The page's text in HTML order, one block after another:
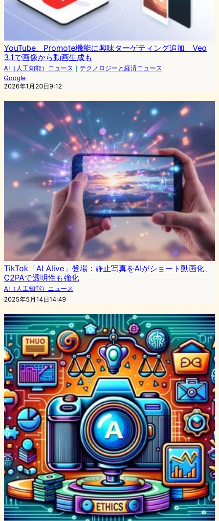
YouTube、Promote機能に興味ターゲティング追加。Veo
3.1で画像から動画生成も
AI（人工知能）ニュース ｜ テクノロジーと経済ニュース
Google
2026年1月20日9:12
TikTok「AI Alive」登場：静止写真をAIがショート動画化、
C2PAで透明性も強化
AI（人工知能）ニュース
2025年5月14日14:49